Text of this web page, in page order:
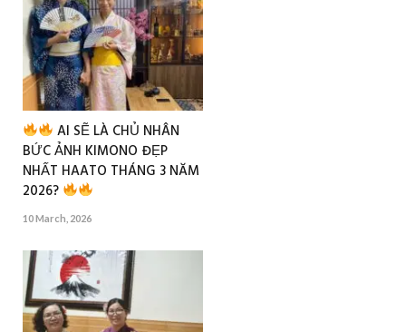
AI SẼ LÀ CHỦ NHÂN
BỨC ẢNH KIMONO ĐẸP
NHẤT HAATO THÁNG 3 NĂM
2026?
10 March, 2026